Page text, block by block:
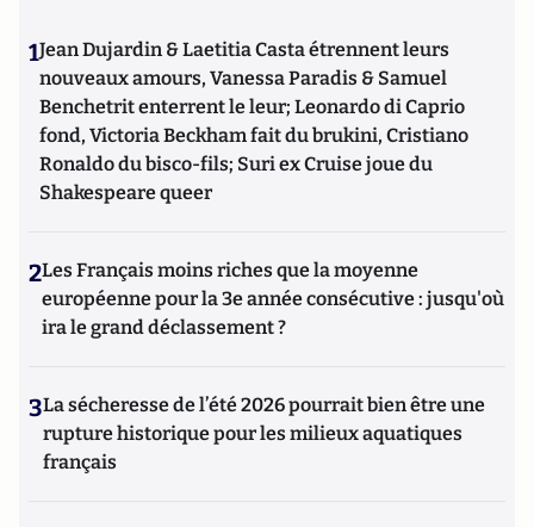
1Jean Dujardin & Laetitia Casta étrennent leurs
nouveaux amours, Vanessa Paradis & Samuel
Benchetrit enterrent le leur; Leonardo di Caprio
fond, Victoria Beckham fait du brukini, Cristiano
Ronaldo du bisco-fils; Suri ex Cruise joue du
Shakespeare queer
2Les Français moins riches que la moyenne
européenne pour la 3e année consécutive : jusqu'où
ira le grand déclassement ?
3La sécheresse de l’été 2026 pourrait bien être une
rupture historique pour les milieux aquatiques
français